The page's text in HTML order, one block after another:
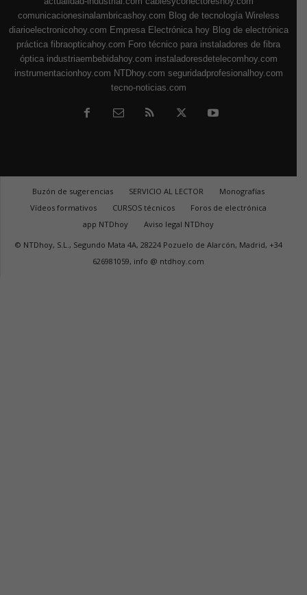
comunicacionesinalambricashoy.com Blog de tecnología Wireless
diarioelectronicohoy.com Empresa Electrónica hoy Blog de electrónica
práctica fibraopticahoy.com Foro técnico para instaladores de fibra
óptica industriaembebidahoy.com instaladoresdetelecomhoy.com
instrumentacionhoy.com NTDhoy.com seguridadprofesionalhoy.com
tecno-noticias.com
Buzón de sugerencias SERVICIO AL LECTOR
Monografías
Vídeos formativos
CURSOS técnicos
Foros de electrónica
app NTDhoy
Aviso legal NTDhoy
© NTDhoy, S.L., Segundo Mata 4A, 28224 Pozuelo de Alarcón, Madrid, +34
626981059, info @ ntdhoy.com